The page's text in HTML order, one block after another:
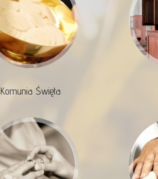
Komunia Święta